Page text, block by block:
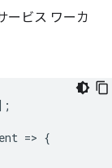
ービス ワーカ
=> {